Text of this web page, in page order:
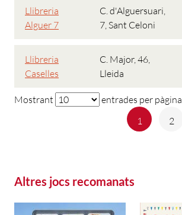
Llibreria
Alguer 7
C. d'Alguersuari,
7, Sant Celoni
Llibreria
Caselles
C. Major, 46,
Lleida
Mostrant
entrades per pàgina
Anterior
1 2
Altres jocs recomanats